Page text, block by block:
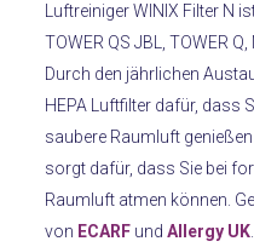
Luftreiniger WINIX Filter N
TOWER QS JBL, TOWER
Durch den jährlichen
HEPA Luftfilter dafür, dass
saubere Raumluft
sorgt dafür, dass Sie bei
Raumluft atmen können.
von ECARF undAllergy UK